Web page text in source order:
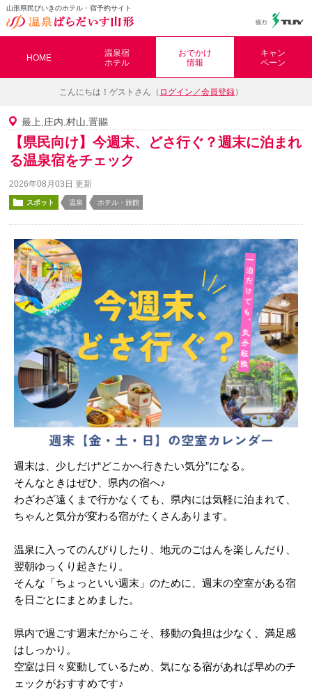
山形県民びいきのホテル・宿予約サイト
HOME
温泉宿
ホテル
おでかけ
情報
キャン
ペーン
こんにちは！ ゲストさん（ ログイン／会員登録）
最上,庄内,村山,置賜
【県民向け】今週末、どさ行ぐ？週末に泊まれ
る温泉宿をチェック
2026年08月03日 更新
スポット 温泉 ホテル・旅館
週末は、少しだけ“どこかへ行きたい気分”になる。
そんなときはぜひ、県内の宿へ♪
わざわざ遠くまで行かなくても、県内には気軽に泊まれて、
ちゃんと気分が変わる宿がたくさんあります。
温泉に入ってのんびりしたり、地元のごはんを楽しんだり、
翌朝ゆっくり起きたり。
そんな「ちょっといい週末」のために、週末の空室がある宿
を日ごとにまとめました。
県内で過ごす週末だからこそ、移動の負担は少なく、満足感
はしっかり。
空室は日々変動しているため、気になる宿があれば早めのチ
ェックがおすすめです♪